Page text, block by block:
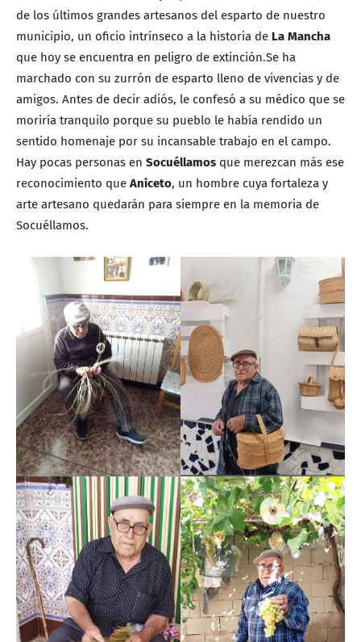
de los últimos grandes artesanos del esparto de nuestro
municipio, un oficio intrínseco a la historia de La Mancha
que hoy se encuentra en peligro de extinción.Se ha
marchado con su zurrón de esparto lleno de vivencias y de
amigos. Antes de decir adiós, le confesó a su médico que se
moriría tranquilo porque su pueblo le había rendido un
sentido homenaje por su incansable trabajo en el campo.
Hay pocas personas en Socuéllamos que merezcan más ese
reconocimiento que Aniceto, un hombre cuya fortaleza y
arte artesano quedarán para siempre en la memoria de
Socuéllamos.